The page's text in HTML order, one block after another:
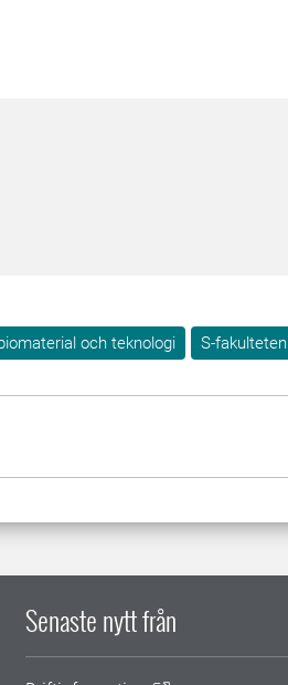
och teknologi S-fakulteten
Senaste nytt från